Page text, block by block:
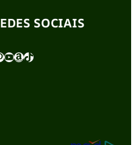
SOCIAIS
Youtube Amazon TikTok